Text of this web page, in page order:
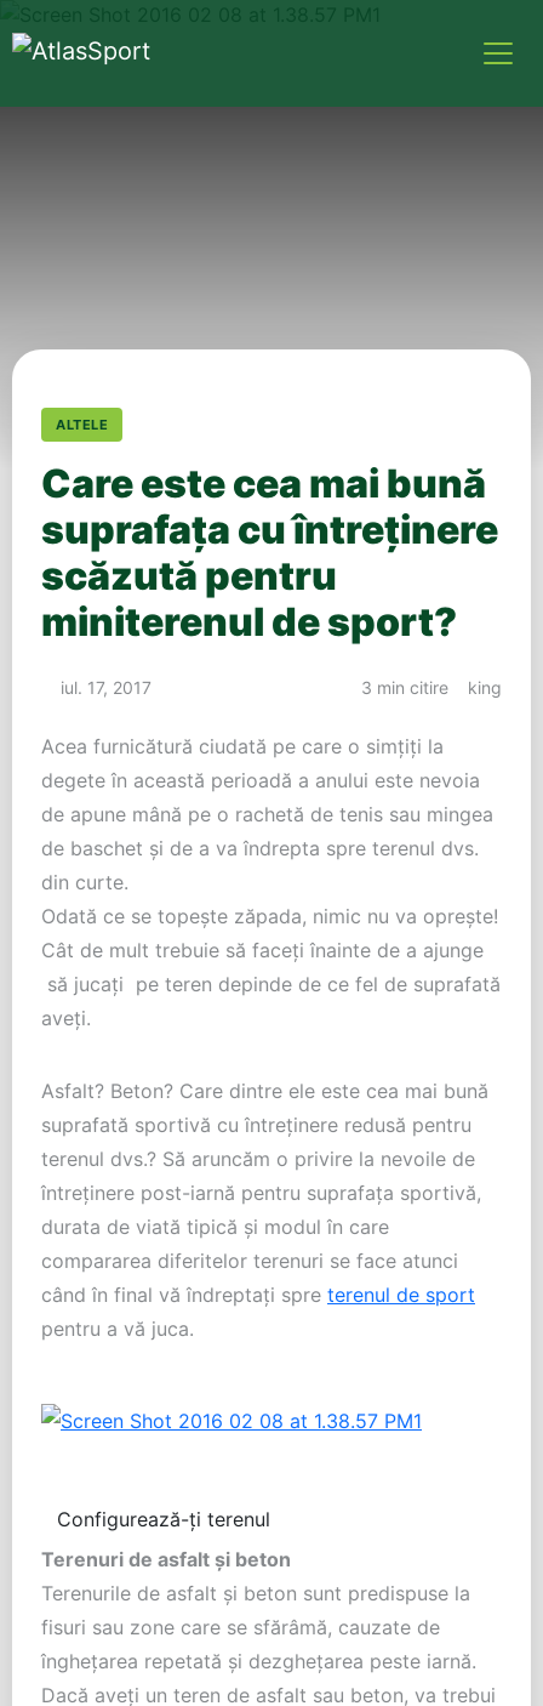
ALTELE
Care este cea mai bună
suprafața cu întreținere
scăzută pentru
miniterenul de sport?
iul. 17, 2017 3 min citire king
Acea furnicătură ciudată pe care o simțiți la
degete în această perioadă a anului este nevoia
de apune mână pe o rachetă de tenis sau mingea
de baschet și de a va îndrepta spre terenul dvs.
din curte.
Odată ce se topește zăpada, nimic nu va oprește!
Cât de mult trebuie să faceți înainte de a ajunge
să jucați pe teren depinde de ce fel de suprafată
aveți.
Asfalt? Beton? Care dintre ele este cea mai bună
suprafată sportivă cu întreținere redusă pentru
terenul dvs.? Să aruncăm o privire la nevoile de
întreținere post-iarnă pentru suprafața sportivă,
durata de viată tipică și modul în care
compararea diferitelor terenuri se face atunci
când în final vă îndreptați spre terenul de sport
pentru a vă juca.
Configurează-ți terenul
Terenuri de asfalt și beton
Terenurile de asfalt și beton sunt predispuse la
fisuri sau zone care se sfărâmă, cauzate de
înghețarea repetată și dezghețarea peste iarnă.
Dacă aveți un teren de asfalt sau beton, va trebui